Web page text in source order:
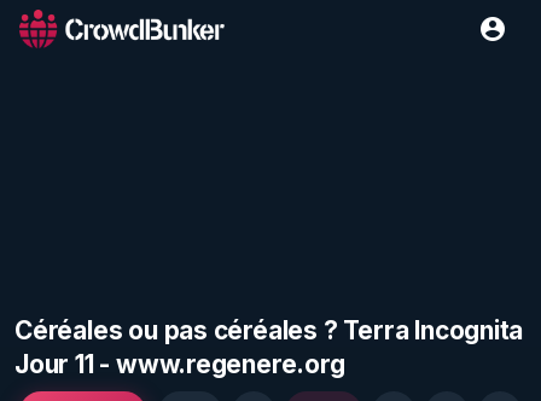
Céréales ou pas céréales ? Terra Incognita
Jour 11 - www.regenere.org